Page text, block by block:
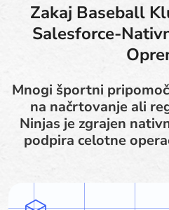
Zakaj Baseball
Salesforce-
Mnogi športni
na načrtovanje ali
Ninjas je zgrajen
podpira celotne